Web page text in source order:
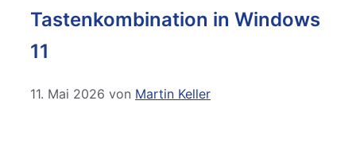
Tastenkombination in Windows
11
11. Mai 2026 von Martin Keller